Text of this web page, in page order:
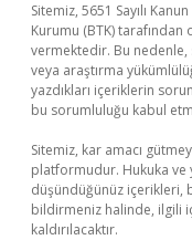
Sitemiz, 5651 Sayılı
Kurumu (BTK) tarafından
vermektedir. Bu
veya araştırma
yazdıkları içeriklerin
bu sorumluluğu kabul
Sitemiz, kar amacı
platformudur. Hukuka ve
düşündüğünüz içerikleri,
bildirmeniz halinde, ilgili
kaldırılacaktır.